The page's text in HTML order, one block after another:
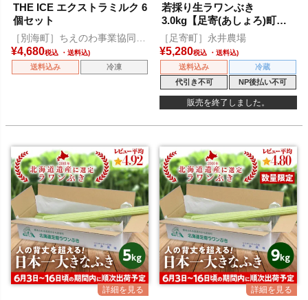
THE ICE エクストラミルク 6
個セット
［別海町］ちえのわ事業協同組
合
¥4,680税込
送料込み 冷凍
若採り生ラワンぶき
3.0kg【足寄(あしょろ)町特
産】
［足寄町］永井農場
¥5,280税込
送料込み
冷蔵
代引き不可
NP後払い不可
販売を終了しました。